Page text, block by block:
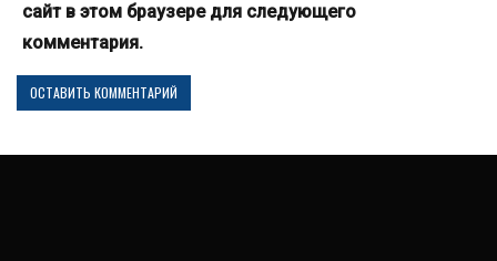
сайт в этом браузере для следующего
комментария.